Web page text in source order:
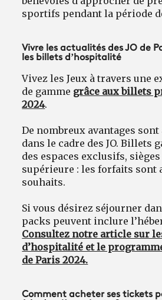
sportifs pendant la période
Vivre les actualités des JO de
les billets d’hospitalité
Vivez les Jeux à travers une
de gamme grâce aux billets
2024.
De nombreux avantages
dans le cadre des JO. Billets
des espaces exclusifs,
supérieure : les forfaits sont
souhaits.
Si vous désirez séjourner
packs peuvent inclure
Consultez notre article sur
d’hospitalité et le
de Paris 2024.
Comment acheter ses tickets